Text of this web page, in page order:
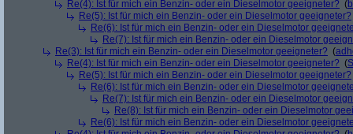
Re(4): Ist für mich ein Benzin- oder ein Dieselmotor geeigneter? (
Re(5): Ist für mich ein Benzin- oder ein Dieselmotor geeigneter?
Re(6): Ist für mich ein Benzin- oder ein Dieselmotor
Re(7): Ist für mich ein Benzin- oder ein Dieselmotor
Re(3): Ist für mich ein Benzin- oder ein Dieselmotor geeigneter? (
Re(4): Ist für mich ein Benzin- oder ein Dieselmotor geeigneter? (
Re(5): Ist für mich ein Benzin- oder ein Dieselmotor geeigneter?
Re(6): Ist für mich ein Benzin- oder ein Dieselmotor
Re(7): Ist für mich ein Benzin- oder ein Dieselmotor
Re(8): Ist für mich ein Benzin- oder ein Dieselmotor
Re(6): Ist für mich ein Benzin- oder ein Dieselmotor